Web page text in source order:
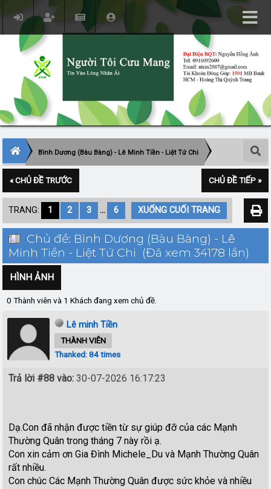
Bình Dương (Bàu Bàng) - Lê Minh Tiền - Liệt Tứ Chi
« CHỦ ĐỀ TRƯỚC CHỦ ĐỀ TIẾP »
TRANG: 1 2 3 ... 6 XUỐNG CUỐI TRANG
Chủ đề: Bình Dương (Bàu Bàng) - Lê
Minh Tiền - Liệt Tứ Chi (Đã xem 34178 lần)
HÌNH ẢNH
0 Thành viên và 1 Khách đang xem chủ đề.
Lê minh Tiền
THÀNH VIÊN
Thanked: 84 times
Trả lời #88 vào: 30-07-2026 16:17:23
Dạ.Con đã nhận được tiền từ sự giúp đỡ của các Mạnh
Thường Quân trong tháng 7 này rồi ạ.
Con xin cảm ơn Gia Đình Michele_Du và Mạnh Thường Quân
rất nhiều.
Con chúc Các Mạnh Thường Quân được sức khỏe và nhiều